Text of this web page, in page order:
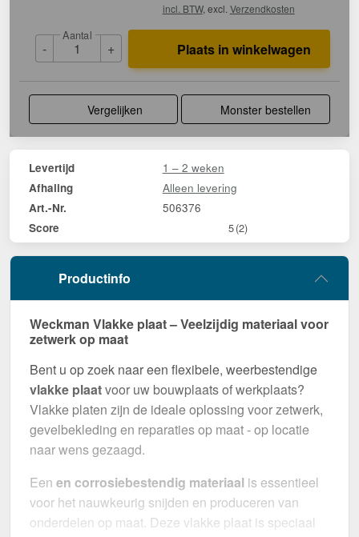
incl. BTW, excl. Verzendkosten
-
Aantal
+ Plaats in winkelwagen
Vergelijken Monster bestellen
Levertijd 1 – 2 weken
Afhaling Alleen levering
Art.-Nr. 506376
Score 5(2)
Productinfo
Weckman Vlakke plaat – Veelzijdig materiaal voor
zetwerk op maat
Bent u op zoek naar een flexibele, weerbestendige
vlakke plaatvoor uw bouwplaats of werkplaats?
Vlakke platen zijn de ideale oplossing voor zetwerk,
gevelbekleding en reparaties op maat - op locatie
naar wens gezaagd.
Een en corrosiebestendig materiaal is essentieel
voor het nauwkeurig snijden en produceren van
onderdelen op maat. Deze vlakke plaat is speciaal